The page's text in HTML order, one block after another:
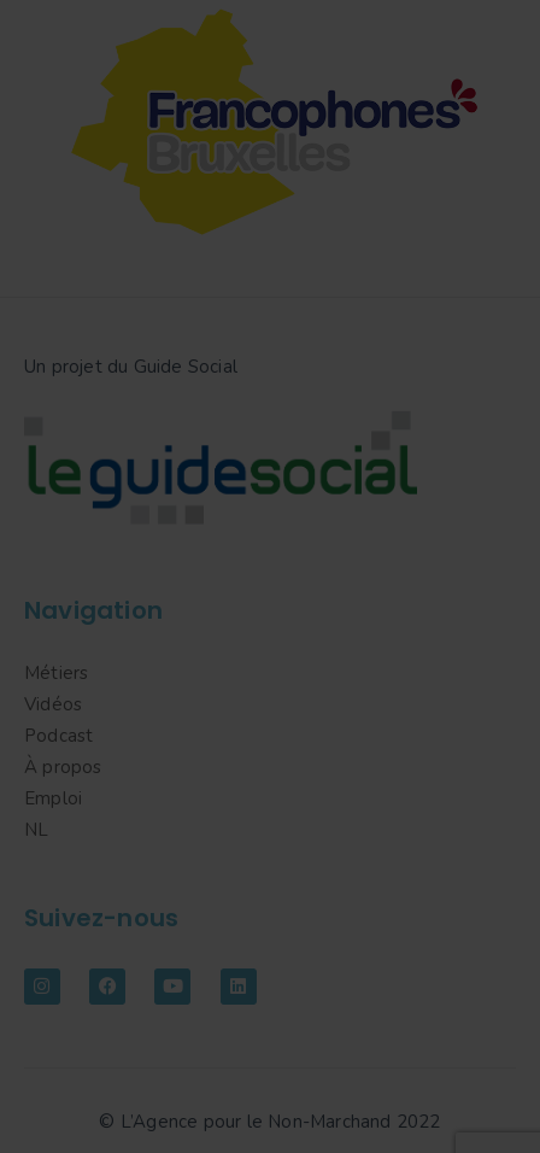
Un projet du Guide Social
Navigation
Métiers
Vidéos
Podcast
À propos
Emploi
NL
Suivez-nous
© L’Agence pour le Non-Marchand 2022